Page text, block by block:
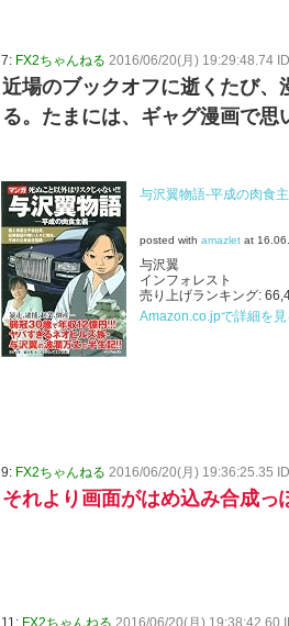
7: FX2ちゃんねる 2016/06/20(月) 19:29:48.74
近場のブックオフに逝くたび、
る。たまには、ギャグ漫画で思
与沢翼物語-平成の肉食
posted with amazlet at
与沢翼
インフォレスト
売り上げランキング:
Amazon.co.jpで詳細を見
9: FX2ちゃんねる 2016/06/20(月) 19:36:25.35
それより画面がはめ込み合成っ
11: FX2ちゃんねる 2016/06/20(月) 19:38:42.60